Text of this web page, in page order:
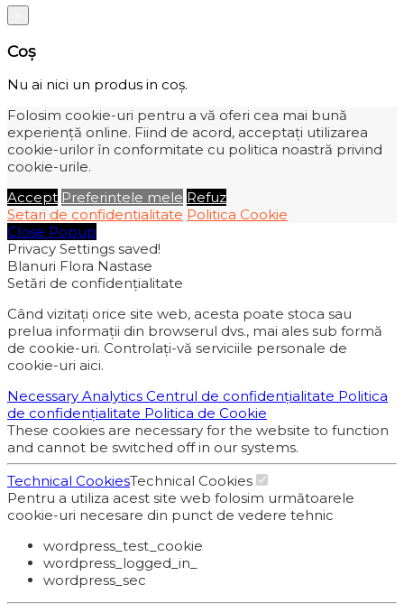
Coș
Nu ai nici un produs in coș.
Folosim cookie-uri pentru a vă oferi cea mai bună
experiență online. Fiind de acord, acceptați utilizarea
cookie-urilor în conformitate cu politica noastră privind
cookie-urile.
Accept Preferintele mele Refuz
Setari de confidentialitate Politica Cookie
Close Popup
Privacy Settings saved!
Blanuri Flora Nastase
Setări de confidențialitate
Când vizitați orice site web, acesta poate stoca sau
prelua informații din browserul dvs., mai ales sub formă
de cookie-uri. Controlați-vă serviciile personale de
cookie-uri aici.
Necessary Analytics Centrul de confidențialitate Politica
de confidențialitate Politica de Cookie
These cookies are necessary for the website to function
and cannot be switched off in our systems.
Technical CookiesTechnical Cookies
Pentru a utiliza acest site web folosim următoarele
cookie-uri necesare din punct de vedere tehnic
wordpress_test_cookie
wordpress_logged_in_
wordpress_sec